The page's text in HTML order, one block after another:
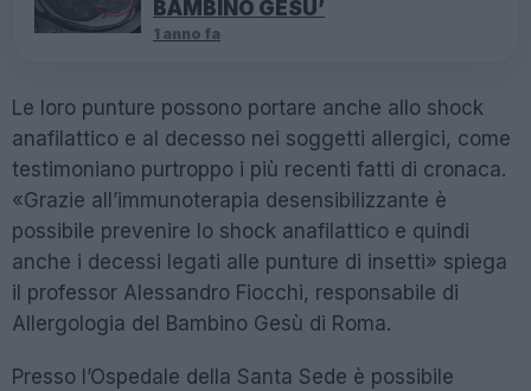
BAMBINO GESU’
1 anno fa
Le loro punture possono portare anche allo shock
anafilattico e al decesso nei soggetti allergici, come
testimoniano purtroppo i più recenti fatti di cronaca.
«Grazie all’immunoterapia desensibilizzante è
possibile prevenire lo shock anafilattico e quindi
anche i decessi legati alle punture di insetti» spiega
il professor Alessandro Fiocchi, responsabile di
Allergologia del Bambino Gesù di Roma.
Presso l’Ospedale della Santa Sede è possibile